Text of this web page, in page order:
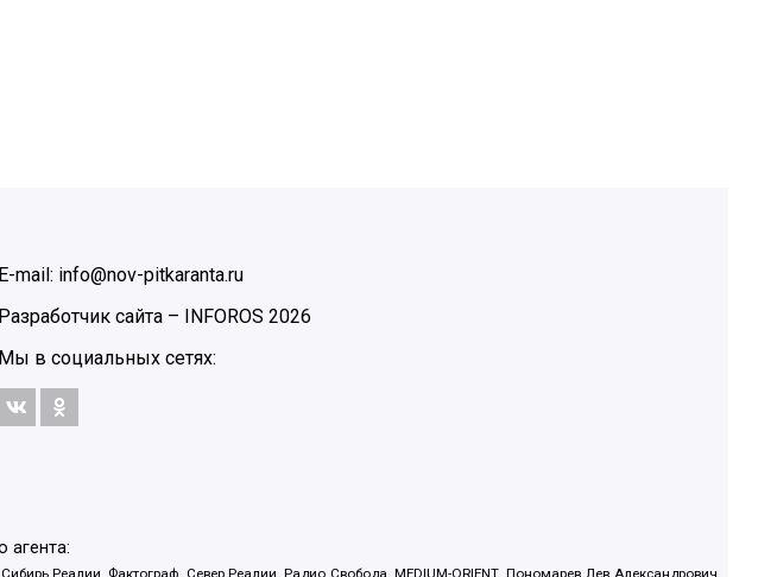
E-mail: info@nov-pitkaranta.ru
Разработчик сайта – INFOROS 2026
Мы в социальных сетях:
агента: